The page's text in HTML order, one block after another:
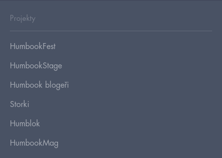
Projekty
HumbookFest
HumbookStage
Humbook blogeři
Storki
Humblok
HumbookMag